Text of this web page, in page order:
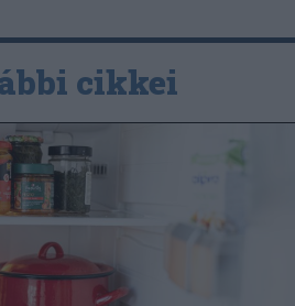
cikkei